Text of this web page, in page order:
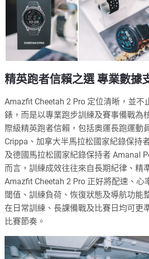
精英跑者信賴之選 專業數據
Amazfit Cheetah 2 Pro 定位清晰，並不
錶，而是以專業跑步訓練及賽事備戰為
際級精英跑者信賴，包括奧運長跑運動
Crippa、加拿大半馬拉松國家紀錄保持
及德國馬拉松國家紀錄保持者 Amanal
而言，訓練成效往往來自長期紀律、精
Amazfit Cheetah 2 Pro 正好將配速、心
閾值、訓練負荷、恢復狀態及導航功能
在日常訓練、長課備戰及比賽日均可更
比賽節奏。